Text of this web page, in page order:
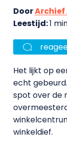
DoorArchief
Leestijd:1
Het lijkt op
echt
spot over de
winkeldief.